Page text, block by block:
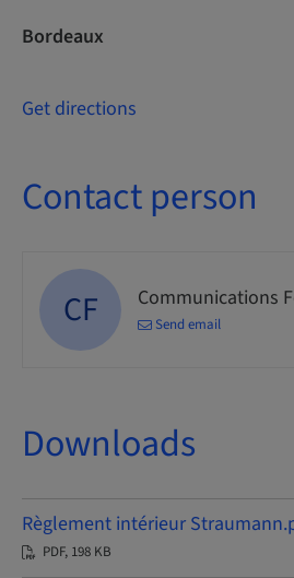
Bordeaux
Get directions
Contact person
CF Communications
Send email
Downloads
Règlement intérieur
PDF, 198 KB